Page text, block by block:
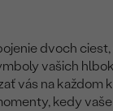
dvoch
vašich
vás na každom
kedy